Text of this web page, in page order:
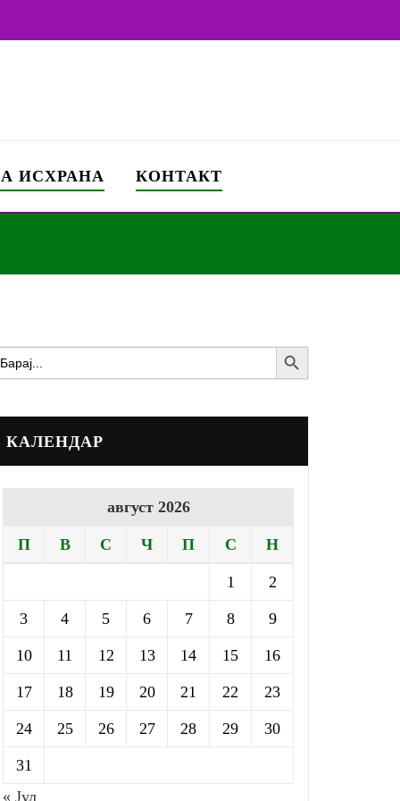
ИСХРАНА КОНТАКТ
Search Button
КАЛЕНДАР
август 2026
П В С Ч П С Н
1 2
3 4 5 6 7 8 9
10 11 12 13 14 15 16
17 18 19 20 21 22 23
24 25 26 27 28 29 30
31
« Јул